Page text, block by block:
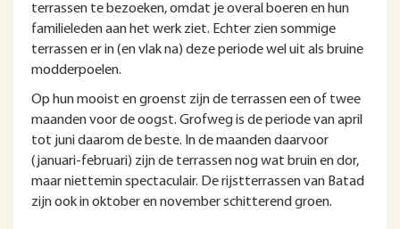
terrassen te bezoeken, omdat je overal boeren en hun
familieleden aan het werk ziet. Echter zien sommige
terrassen er in (en vlak na) deze periode wel uit als bruine
modderpoelen.
Op hun mooist en groenst zijn de terrassen een of twee
maanden voor de oogst. Grofweg is de periode van april
tot juni daarom de beste. In de maanden daarvoor
(januari-februari) zijn de terrassen nog wat bruin en dor,
maar niettemin spectaculair. De rijstterrassen van Batad
zijn ook in oktober en november schitterend groen.